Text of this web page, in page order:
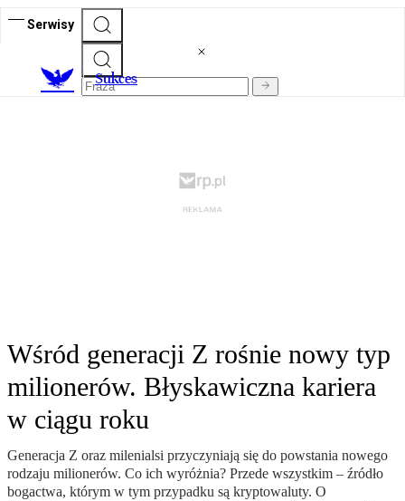
Serwisy
Sukces
Wśród generacji Z rośnie nowy typ
milionerów. Błyskawiczna kariera
w ciągu roku
Generacja Z oraz milenialsi przyczyniają się do powstania nowego
rodzaju milionerów. Co ich wyróżnia? Przede wszystkim – źródło
bogactwa, którym w tym przypadku są kryptowaluty. O